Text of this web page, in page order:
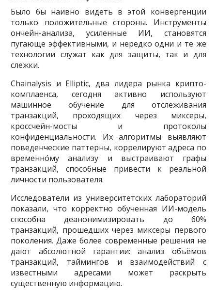
Было бы наивно видеть в этой конвергенции
только положительные стороны. Инструменты
ончейн-анализа, усиленные ИИ, становятся
пугающе эффективными, и нередко одни и те же
технологии служат как для защиты, так и для
слежки.
Chainalysis и Elliptic, два лидера рынка крипто-
комплаенса, сегодня активно используют
машинное обучение для отслеживания
транзакций, проходящих через миксеры,
кроссчейн-мосты и протоколы
конфиденциальности. Их алгоритмы выявляют
поведенческие паттерны, коррелируют адреса по
временнóму анализу и выстраивают графы
транзакций, способные привести к реальной
личности пользователя.
Исследователи из университетских лабораторий
показали, что корректно обученная ИИ-модель
способна деанонимизировать до 60%
транзакций, прошедших через миксеры первого
поколения. Даже более современные решения не
дают абсолютной гарантии: анализ объёмов
транзакций, таймингов и взаимодействий с
известными адресами может раскрыть
существенную информацию.